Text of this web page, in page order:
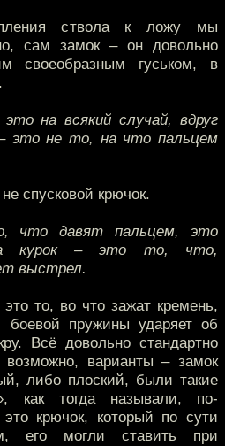
ствола к ложу мы
сам замок – он довольно
своеобразным гуськом, в
на всякий случай, вдруг
это не то, на что пальцем
спусковой крючок.
что давят пальцем, это
а курок – это то, что,
выстрел.
то, во что зажат кремень,
боевой пружины ударяет об
Всё довольно стандартно
варианты – замок
либо плоский, были такие
как тогда называли, по-
крючок, который по сути
его могли ставить при